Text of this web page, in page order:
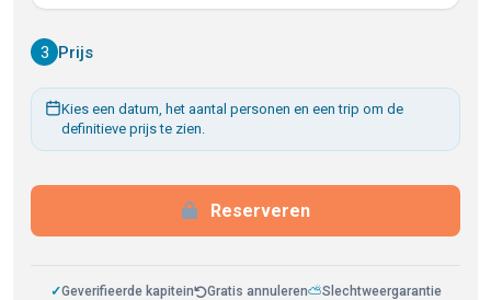
3 Prijs
Kies een datum, het aantal personen en een trip om de
definitieve prijs te zien.
Reserveren
✓Geverifieerde kapitein Gratis annuleren⛅Slechtweergarantie